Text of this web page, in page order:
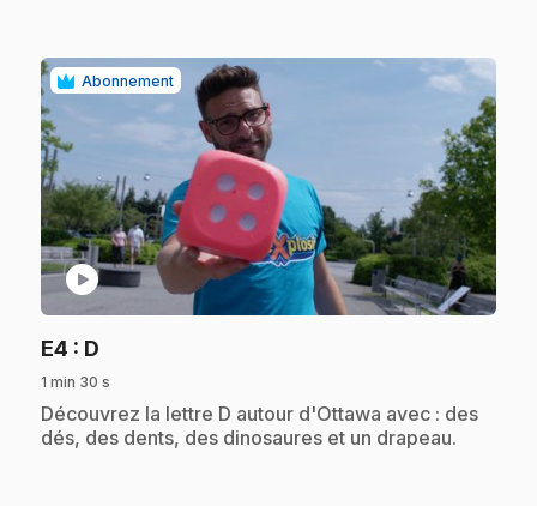
Abonnement
play_circle
E4 : D
1 min 30 s
.Découvrez la lettre D autour d'Ottawa avec : des
dés, des dents, des dinosaures et un drapeau.